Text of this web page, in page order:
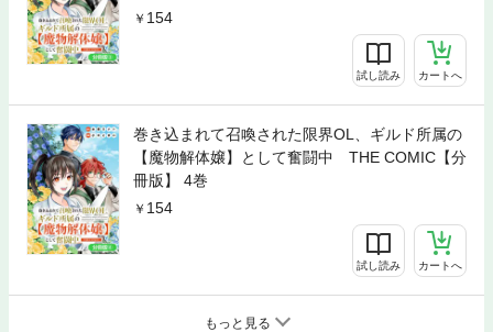
154
試し読み カートへ
巻き込まれて召喚された限界OL、ギルド所属の
【魔物解体嬢】として奮闘中 THE COMIC【分
冊版】 4巻
154
試し読み カートへ
もっと見る